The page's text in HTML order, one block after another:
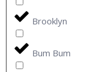
Brooklyn
Bum Bum